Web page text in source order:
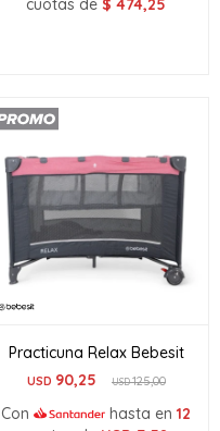
cuotas de $ 474,25
Practicuna Relax Bebesit
USD 90,25 USD125,00
Con hasta en 12